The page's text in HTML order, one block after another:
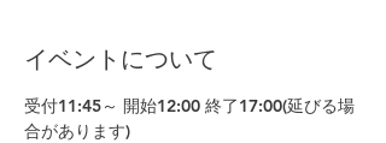
イベントについて
受付11:45～ 開始12:00 終了17:00(延びる場
合があります)